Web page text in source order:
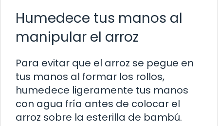
Humedece tus manos al
manipular el arroz
Para evitar que el arroz se pegue en
tus manos al formar los rollos,
humedece ligeramente tus manos
con agua fría antes de colocar el
arroz sobre la esterilla de bambú.